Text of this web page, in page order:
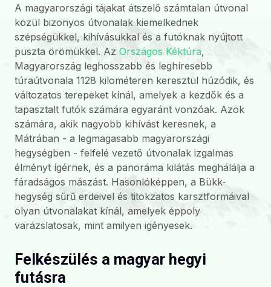
A magyarországi tájakat átszelő számtalan útvonal
közül bizonyos útvonalak kiemelkednek
szépségükkel, kihívásukkal és a futóknak nyújtott
puszta örömükkel. Az Országos Kéktúra,
Magyarország leghosszabb és leghíresebb
túraútvonala 1128 kilométeren keresztül húzódik, és
változatos terepeket kínál, amelyek a kezdők és a
tapasztalt futók számára egyaránt vonzóak. Azok
számára, akik nagyobb kihívást keresnek, a
Mátrában - a legmagasabb magyarországi
hegységben - felfelé vezető útvonalak izgalmas
élményt ígérnek, és a panoráma kilátás meghálálja a
fáradságos mászást. Hasonlóképpen, a Bükk-
hegység sűrű erdeivel és titokzatos karsztformáival
olyan útvonalakat kínál, amelyek éppoly
varázslatosak, mint amilyen igényesek.
Felkészülés a magyar hegyi
futásra